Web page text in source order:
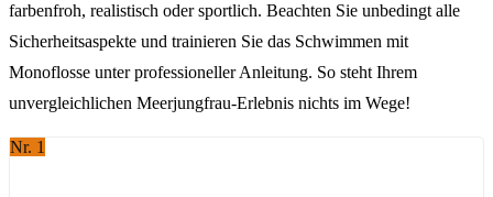
farbenfroh, realistisch oder sportlich. Beachten Sie unbedingt alle
Sicherheitsaspekte und trainieren Sie das Schwimmen mit
Monoflosse unter professioneller Anleitung. So steht Ihrem
unvergleichlichen Meerjungfrau-Erlebnis nichts im Wege!
Nr. 1